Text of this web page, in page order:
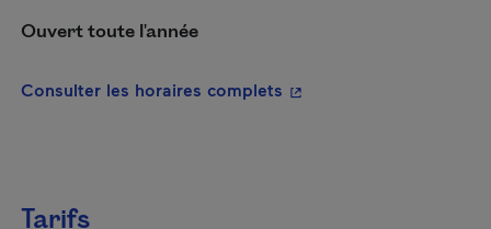
Ouvert toute l'année
Consulter les horaires complets - Cet hyperlien
Tarifs